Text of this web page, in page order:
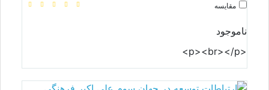
مقایسه
ناموجود